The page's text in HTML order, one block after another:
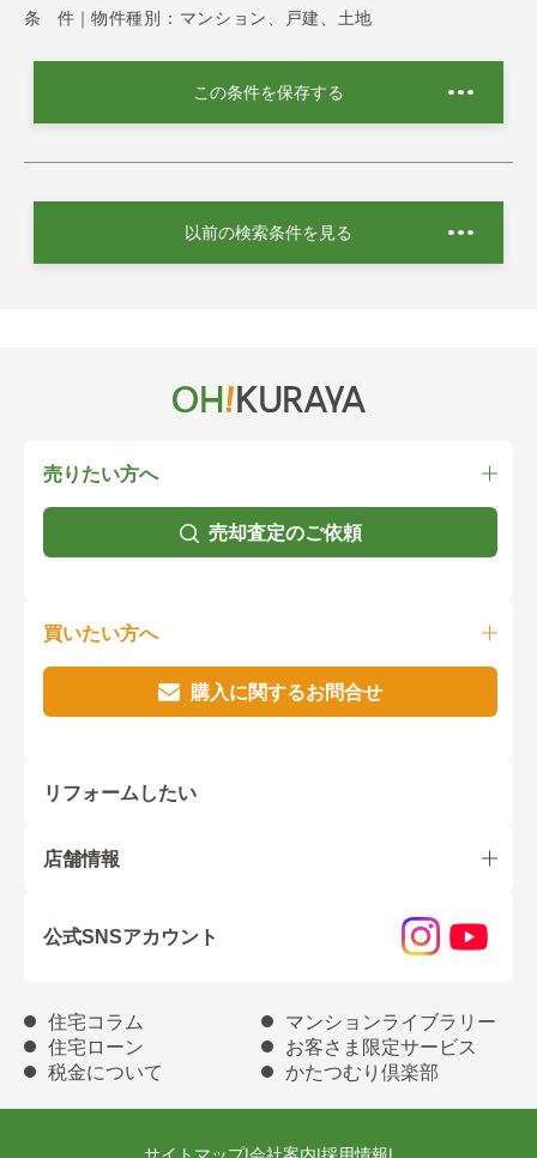
条 件｜ 物件種別：マンション、戸建、土地
この条件を保存する
以前の検索条件を見る
売りたい方へ
売却査定のご依頼
買いたい方へ
購入に関するお問合せ
リフォームしたい
店舗情報
公式SNSアカウント
住宅コラム
マンションライブラリー
住宅ローン
お客さま限定サービス
税金について
かたつむり倶楽部
サイトマップ|会社案内|採用情報|